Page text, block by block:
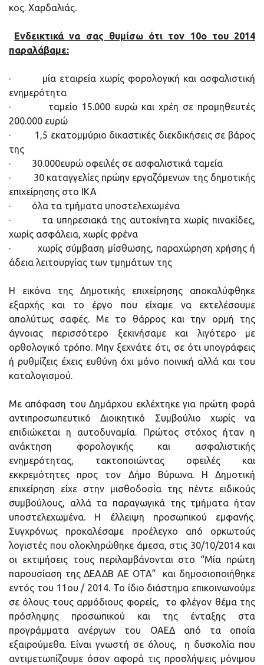
κος. Χαρδαλιάς.
Ενδεικτικά να σας θυμίσω ότι τον 10ο του 2014
παραλάβαμε:
· μία εταιρεία χωρίς φορολογική και ασφαλιστική
ενημερότητα
· ταμείο 15.000 ευρώ και χρέη σε προμηθευτές
200.000 ευρώ
· 1,5 εκατομμύριο δικαστικές διεκδικήσεις σε βάρος
της
· 30.000ευρώ οφειλές σε ασφαλιστικά ταμεία
· 30 καταγγελίες πρώην εργαζόμενων της δημοτικής
επιχείρησης στο ΙΚΑ
· όλα τα τμήματα υποστελεχωμένα
· τα υπηρεσιακά της αυτοκίνητα χωρίς πινακίδες,
χωρίς ασφάλεια, χωρίς φρένα
· χωρίς σύμβαση μίσθωσης, παραχώρηση χρήσης ή
άδεια λειτουργίας των τμημάτων της
H εικόνα της Δημοτικής επιχείρησης αποκαλύφθηκε
εξαρχής και το έργο που είχαμε να εκτελέσουμε
απολύτως σαφές. Με το θάρρος και την ορμή της
άγνοιας περισσότερο ξεκινήσαμε και λιγότερο με
ορθολογικό τρόπο. Μην ξεχνάτε ότι, σε ότι υπογράφεις
ή ρυθμίζεις έχεις ευθύνη όχι μόνο ποινική αλλά και του
καταλογισμού.
Με απόφαση του Δημάρχου εκλέχτηκε για πρώτη φορά
αντιπροσωπευτικό Διοικητικό Συμβούλιο χωρίς να
επιδιώκεται η αυτοδυναμία. Πρώτος στόχος ήταν η
ανάκτηση φορολογικής και ασφαλιστικής
ενημερότητας, τακτοποιώντας οφειλές και
εκκρεμότητες προς τον Δήμο Βύρωνα. Η Δημοτική
επιχείρηση είχε στην μισθοδοσία της πέντε ειδικούς
συμβούλους, αλλά τα παραγωγικά της τμήματα ήταν
υποστελεχωμένα. Η έλλειψη προσωπικού εμφανής.
Συγχρόνως προκαλέσαμε προέλεγχο από ορκωτούς
λογιστές που ολοκληρώθηκε άμεσα, στις 30/10/2014 και
οι εκτιμήσεις τους περιλαμβάνονται στο “Μία πρώτη
παρουσίαση της ΔΕΑΔΒ ΑΕ ΟΤΑ” και δημοσιοποιήθηκε
εντός του 11ου / 2014. Το ίδιο διάστημα επικοινωνούμε
σε όλους τους αρμόδιους φορείς, το φλέγον θέμα της
πρόσληψης προσωπικού και της ένταξης στα
προγράμματα ανέργων του ΟΑΕΔ από τα οποία
εξαιρούμεθα. Είναι γνωστή σε όλους, η δυσκολία που
αντιμετωπίζουμε όσον αφορά τις προσλήψεις μόνιμου